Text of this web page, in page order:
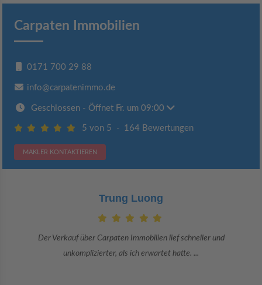
Carpaten Immobilien
0171 700 29 88
info@carpatenimmo.de
Geschlossen - Öffnet Fr. um 09:00
5 von 5 - 164 Bewertungen
MAKLER KONTAKTIEREN
Trung Luong
Der Verkauf über Carpaten Immobilien lief schneller und
unkomplizierter, als ich erwartet hatte. ...